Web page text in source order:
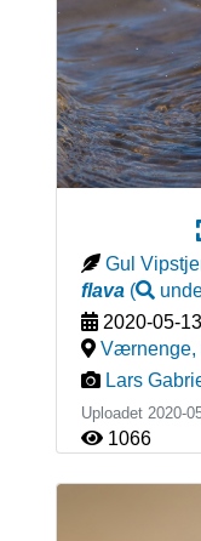
Gul
flava(
2020-05-13
Værnenge,
Lars
Uploadet 2020-
1066